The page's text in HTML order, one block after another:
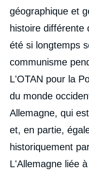
géographique et
histoire différente
été si longtemps
communisme
L'OTAN pour la
du monde
Allemagne, qui
et, en partie,
historiquement
L'Allemagne liée